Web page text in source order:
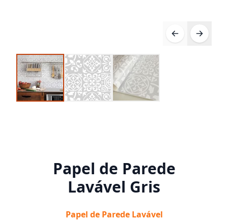
Compre 10 Pague 8
Papel de Parede
Lavável Gris
Papel de Parede Lavável